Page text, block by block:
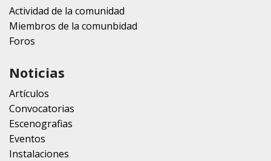
Actividad de la comunidad
Miembros de la comunbidad
Foros
Noticias
Artículos
Convocatorias
Escenografias
Eventos
Instalaciones